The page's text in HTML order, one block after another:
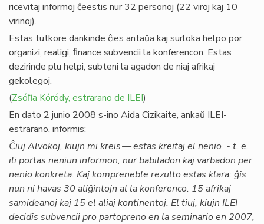
ricevitaj informoj ĉeestis nur 32 personoj (22 viroj kaj 10
virinoj).
Estas tutkore dankinde ĉies antaŭa kaj surloka helpo por
organizi, realigi, ﬁnance subvencii la konferencon. Estas
dezirinde plu helpi, subteni la agadon de niaj afrikaj
gekolegoj.
(Zsóﬁa Kóródy, estrarano de ILEI)
En dato 2 junio 2008 s-ino Aida Cizikaite, ankaŭ ILEI-
estrarano, informis:
Ĉiuj Alvokoj, kiujn mi kreis — estas kreitaj el nenio - t. e.
ili portas neniun informon, nur babiladon kaj varbadon per
nenio konkreta. Kaj kompreneble rezulto estas klara: ĝis
nun ni havas 30 aliĝintojn al la konferenco. 15 afrikaj
samideanoj kaj 15 el aliaj kontinentoj. El tiuj, kiujn ILEI
decidis subvencii pro partopreno en la seminario en 2007,